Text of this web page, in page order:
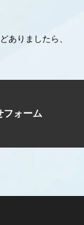
ありましたら、
フォーム